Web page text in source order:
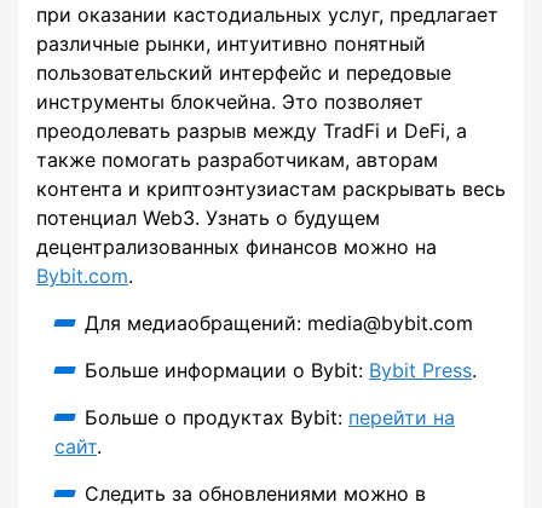
при оказании кастодиальных услуг, предлагает
различные рынки, интуитивно понятный
пользовательский интерфейс и передовые
инструменты блокчейна. Это позволяет
преодолевать разрыв между TradFi и DeFi, а
также помогать разработчикам, авторам
контента и криптоэнтузиастам раскрывать весь
потенциал Web3. Узнать о будущем
децентрализованных финансов можно на
Bybit.com.
Для медиаобращений: media@bybit.com
Больше информации о Bybit: Bybit Press.
Больше о продуктах Bybit: перейти на
сайт.
Следить за обновлениями можно в